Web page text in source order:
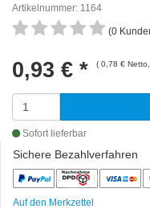
Artikelnummer: 1164
(0
0,93 € * ( 0,78 €
Sofort lieferbar
Sichere Bezahlverfahren
Auf den Merkzettel